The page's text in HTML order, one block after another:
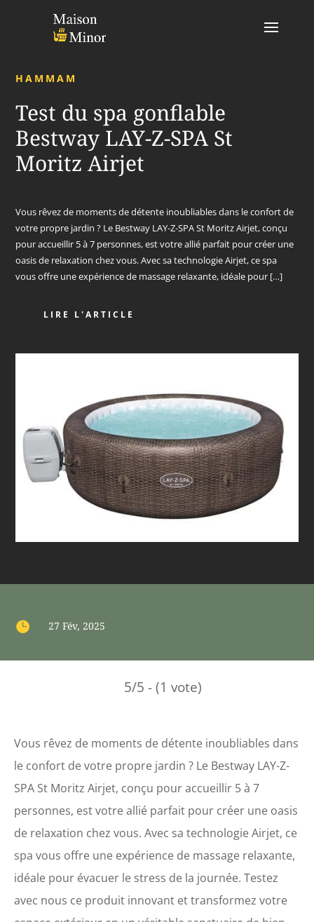
HAMMAM
Test du spa gonflable
Bestway LAY-Z-SPA St
Moritz Airjet
Vous rêvez de moments de détente inoubliables dans le confort de
votre propre jardin ? Le Bestway LAY-Z-SPA St Moritz Airjet, conçu
pour accueillir 5 à 7 personnes, est votre allié parfait pour créer une
oasis de relaxation chez vous. Avec sa technologie Airjet, ce spa
vous offre une expérience de massage relaxante, idéale pour […]
LIRE L'ARTICLE
 27 Fév, 2025
5/5 - (1 vote)
Vous rêvez de moments de détente inoubliables dans
le confort de votre propre jardin ? Le Bestway LAY-Z-
SPA St Moritz Airjet, conçu pour accueillir 5 à 7
personnes, est votre allié parfait pour créer une oasis
de relaxation chez vous. Avec sa technologie Airjet, ce
spa vous offre une expérience de massage relaxante,
idéale pour évacuer le stress de la journée. Testez
avec nous ce produit innovant et transformez votre